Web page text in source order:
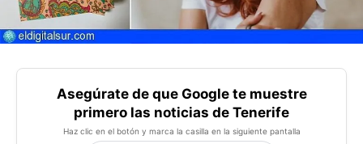
Asegúrate de que Google te muestre
primero las noticias de Tenerife
Haz clic en el botón y marca la casilla en la siguiente pantalla